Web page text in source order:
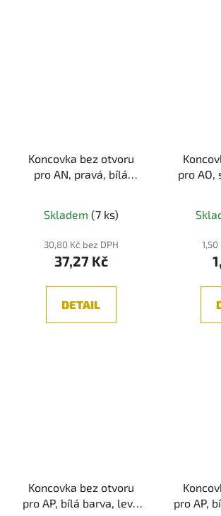
Koncovka bez otvoru
pro AN, pravá, bílá
Skladem (7 ks)
30,80 Kč bez DPH
37,27 Kč
DETAIL
pro AO,
1,50
Koncovka bez otvoru
pro AP, bílá barva, levá
pro AP,